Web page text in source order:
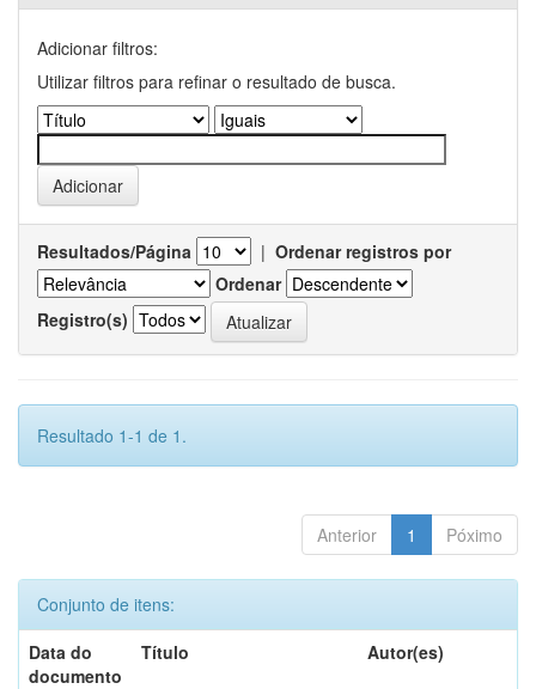
Adicionar filtros:
Utilizar filtros para refinar o resultado de busca.
Resultados/Página | Ordenar registros por
Ordenar
Registro(s)
Resultado 1-1 de 1.
Anterior 1 Póximo
Conjunto de itens:
Data do
documento
Título Autor(es)